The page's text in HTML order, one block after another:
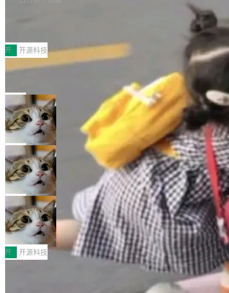
常维护操作，并完整支持 Iceberg V3 格式。
村国家自主创新示范区会议中心开幕。本届大会
由中关村智联软件服务业质量创新联盟主办，以
“智构可信·质创未来——AI原生时代的质量新范
式”为主题，直面AI从实验室走向规模化产业落地
的核心质量命题。会上，《2026智能研发生产力
工具选型手册》发布，Testin云测的Testin XAge
nt智能测试系统入选AI测试领域代表产品。对CI
O而言，这提示了一个转变：AI测试正在从效率
工具升级为企业的质量基础设施。 CIO面对的新
现实 过去两年，CIO们的焦虑清单上多了两项：
一是如何让大模型和智能体应用安全地从PoC走
向生产，二是如何让测试团队跟得上AI应用...
开 开源科技
让非法状态不可表示：一篇关于 ADT
有一种东西，一旦用过就回不去了。Alex Fedos
eev 管它叫"软件设计的基石"。 他说的东西不新
鲜——代数数据类型（ADT），尤其是和类型
（sum type）。但他说清楚了一件事：这不是类
型系统的学术体操，是日常编码的思维方式。 文
章从一个简单的例子切入。一个网站的深色主题
设置，如果用布尔值 + 可空字段来表示——bool
ean 表示是否可切换，nullable 的默认模式、浅
色方案、深色方案——会产生大量无意义的组
合。方案缺了、配置冲突了、全 null 了。要知道
哪些组合有效，作者说，你得靠"文档、校验、或
者部落知识"。 换个写法。Rust 的 enum，两个
变体：Switchable...
局
Cloudflare 开源内部企业 AI 平台 Clou
dflare OS
Cloudflare 发布了一个开源项目 Cloudflare O
S。如果你只看官方博客，你会觉得这是又一
个"AI 知识库 + 聊天机器人"——每个大厂都在
做，没什么新鲜的。 但 Kenton Varda 在 Twitte
r 上把事情说清楚了： 今天我们发布了 Cloudfla
re OS，一个带连接器的聊天机器人，跟其他所
有科技公司做的一样。只不过，实际上它不一
样。这是 Sandstorm.io 的重制版，我十年前的
那个创业公司。不同的是，这次它构建在 Cloudf
lare Workers 上——我花了九年时间搭建的平台
——并且深度集成了 AI。这基本上是我十年秘密
局
Deno 团队开源 Celld，可自托管的分
布式 Durable Objects
Ryan Dahl 领导的 Deno 团队推出了最新开源项
目 Celld，一个能在自己机器上运行 Cloudflare
Workers 和 Durable Objects 的守护进程。 设
计思路很直接：每个对象是一个独立的 SQLite
数据库，按名称寻址，复制到你自己的 S3 兼容
存储库里。节点之间只通过这个存储库协调——
没有控制平面，没有共识协议。每个对象自带一
个小型数据库，应用天然按分片构建，单个数据
库的竞争和爆炸半径问题在设计层面就被消除
局
鲁大师7月新机性能/流畅/AI榜：vivo夺
性能、流畅双第一，三星Galaxy Z系列
新折叠缺席
2026年7月的手机市场，由于存储等硬件成本暴
增，手机厂商的日子也不好过啊，新机速度明显
放缓，因此硝烟味淡了许多。新机参数规格除开
高价的三星折叠（三星Galaxy Z Fold8 Ultra / Z
Fold8 / Z Flip8）外，其余要么是中低端机器，
开 开源科技
Zed 编辑器团队发布了新项目——DeltaDB，一